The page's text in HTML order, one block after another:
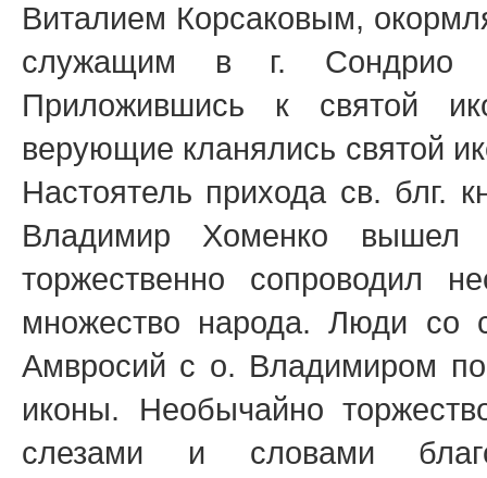
Виталием Корсаковым,
служащим в г. Сондрио
Приложившись к святой
верующие кланялись святой
Настоятель прихода св. блг.
Владимир Хоменко вышел
торжественно сопроводил
множество народа. Люди со
Амвросий с о. Владимиром
иконы. Необычайно
слезами и словами